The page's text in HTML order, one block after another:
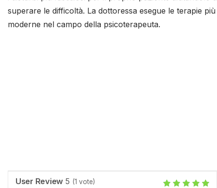
superare le difficoltà. La dottoressa esegue le terapie più
moderne nel campo della psicoterapeuta.
User Review 5 (1 vote)